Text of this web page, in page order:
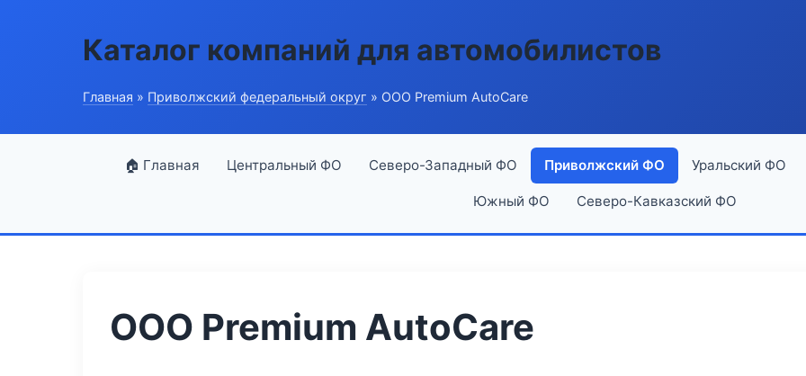
Каталог компаний для автомобилистов
Главная » Приволжский федеральный округ » ООО Premium AutoCare
🏠 Главная Центральный ФО Северо-Западный ФО Приволжский ФО Уральский ФО
Южный ФО Северо-Кавказский ФО
ООО Premium AutoCare